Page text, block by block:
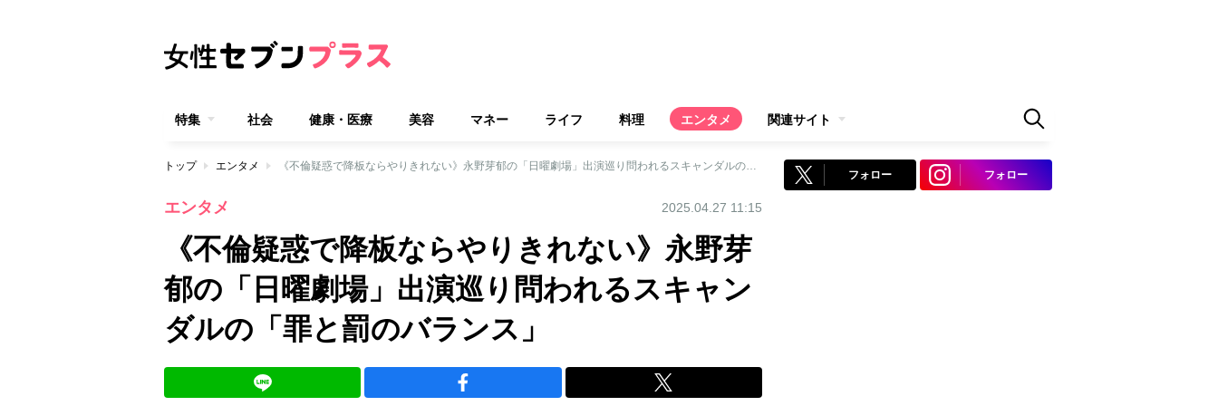
特集 社会 健康・医療 美容 マネー ライフ 料理 エンタメ 関連サイト
トップ エンタメ 《不倫疑惑で降板ならやりきれない》永野芽郁の「日曜劇場」出演巡り問われるスキャンダルの「罪と罰のバランス」
エンタメ 2025.04.27 11:15
《不倫疑惑で降板ならやりきれない》永野芽
郁の「日曜劇場」出演巡り問われるスキャン
ダルの「罪と罰のバランス」
フォロー フォロー